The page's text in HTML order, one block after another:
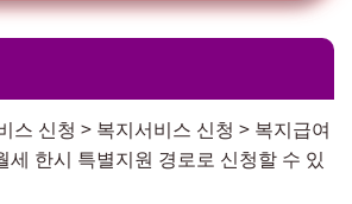
스 신청 > 복지서비스 신청 > 복지급여
세 한시 특별지원 경로로 신청할 수 있